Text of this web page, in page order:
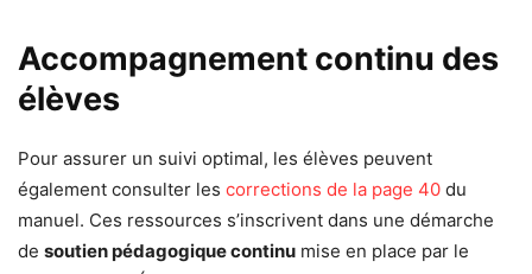
Accompagnement continu des
élèves
Pour assurer un suivi optimal, les élèves peuvent
également consulter les corrections de la page 40 du
manuel. Ces ressources s’inscrivent dans une démarche
de soutien pédagogique continu mise en place par le